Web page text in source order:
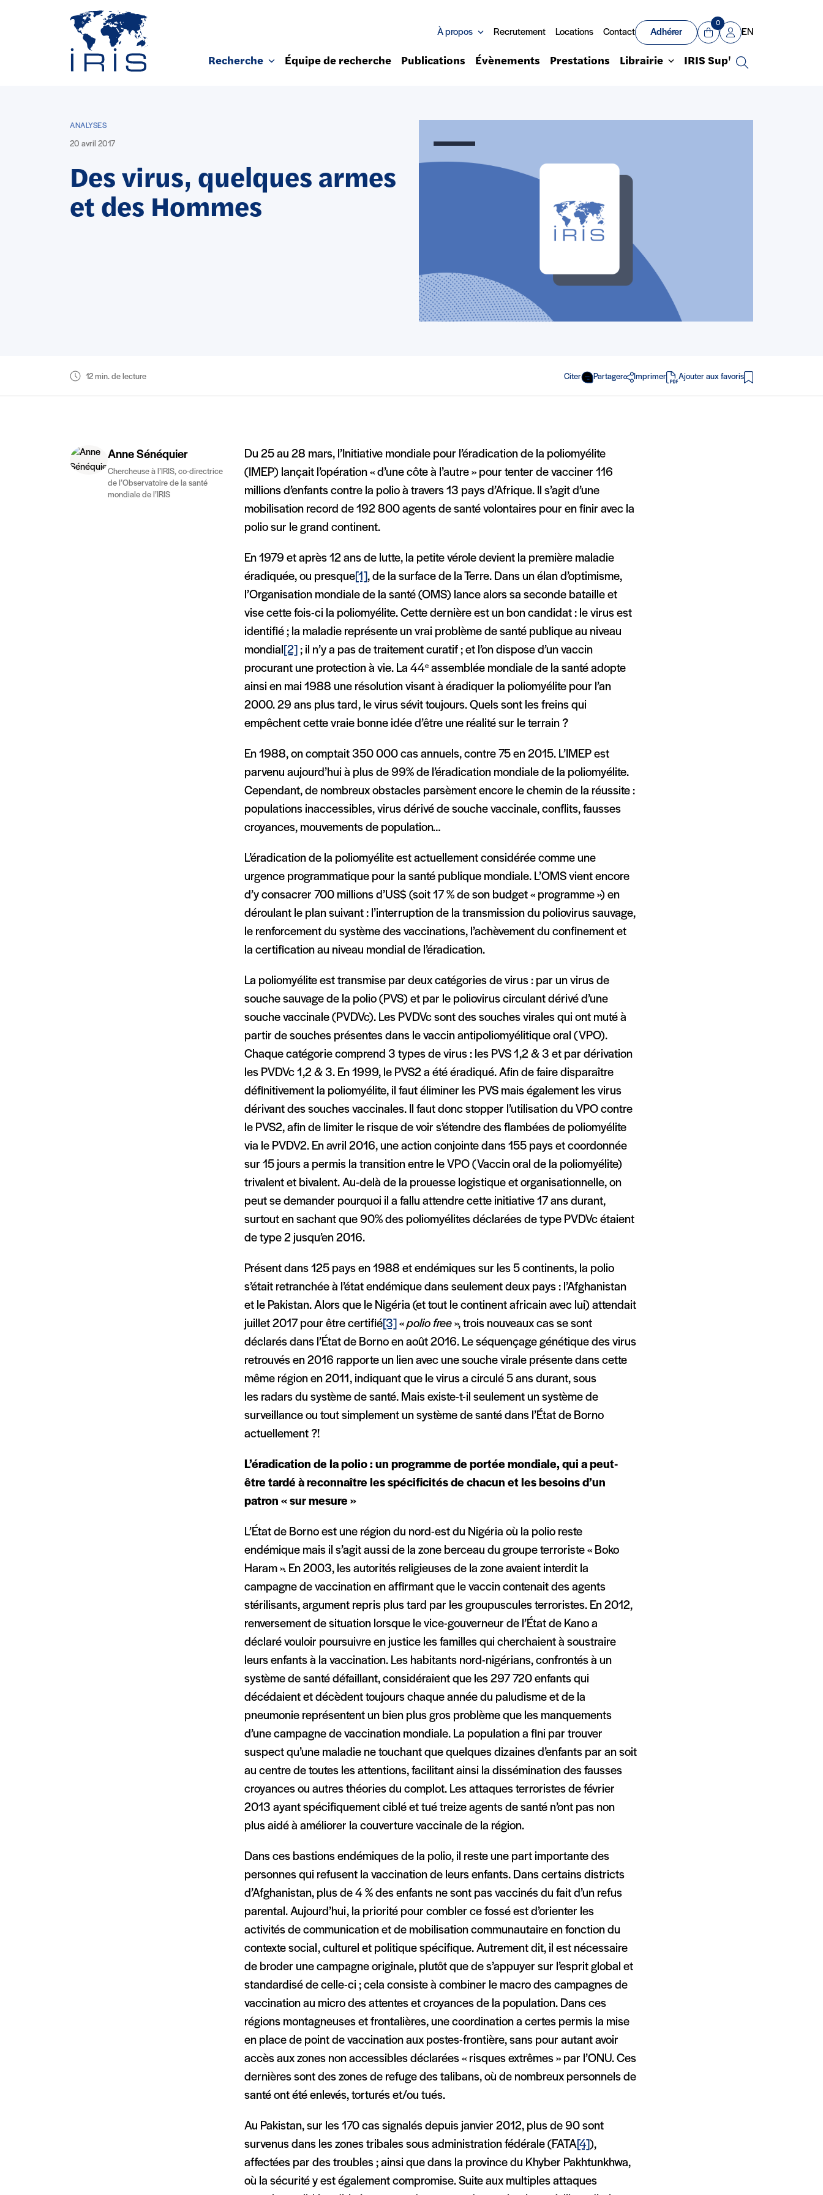
À propos Recrutement Locations Contact Adhérer
Panier
0
Mon compte
EN
Recherche Équipe de recherche Publications Évènements Prestations Librairie IRIS Sup'
Recherche
ANALYSES
20 avril 2017
Des virus, quelques armes
et des Hommes
12 min. de lecture Citer Partager Imprimer
en PDF
Ajouter aux favoris
Anne Sénéquier
Chercheuse à l’IRIS, co-directrice
de l’Observatoire de la santé
mondiale de l’IRIS
Du 25 au 28 mars, l’Initiative mondiale pour l’éradication de la poliomyélite
(IMEP) lançait l’opération « d’une côte à l’autre » pour tenter de vacciner 116
millions d’enfants contre la polio à travers 13 pays d’Afrique. Il s’agit d’une
mobilisation record de 192 800 agents de santé volontaires pour en finir avec la
polio sur le grand continent.
En 1979 et après 12 ans de lutte, la petite vérole devient la première maladie
éradiquée, ou presque [1] , de la surface de la Terre. Dans un élan d’optimisme,
l’Organisation mondiale de la santé (OMS) lance alors sa seconde bataille et
vise cette fois-ci la poliomyélite. Cette dernière est un bon candidat : le virus est
identifié ; la maladie représente un vrai problème de santé publique au niveau
mondial [2] ; il n’y a pas de traitement curatif ; et l’on dispose d’un vaccin
procurant une protection à vie. La 44e assemblée mondiale de la santé adopte
ainsi en mai 1988 une résolution visant à éradiquer la poliomyélite pour l’an
2000. 29 ans plus tard, le virus sévit toujours. Quels sont les freins qui
empêchent cette vraie bonne idée d’être une réalité sur le terrain ?
En 1988, on comptait 350 000 cas annuels, contre 75 en 2015. L’IMEP est
parvenu aujourd’hui à plus de 99% de l’éradication mondiale de la poliomyélite.
Cependant, de nombreux obstacles parsèment encore le chemin de la réussite :
populations inaccessibles, virus dérivé de souche vaccinale, conflits, fausses
croyances, mouvements de population…
L’éradication de la poliomyélite est actuellement considérée comme une
urgence programmatique pour la santé publique mondiale. L’OMS vient encore
d’y consacrer 700 millions d’US$ (soit 17 % de son budget « programme ») en
déroulant le plan suivant : l’interruption de la transmission du poliovirus sauvage,
le renforcement du système des vaccinations, l’achèvement du confinement et
la certification au niveau mondial de l’éradication.
La poliomyélite est transmise par deux catégories de virus : par un virus de
souche sauvage de la polio (PVS) et par le poliovirus circulant dérivé d’une
souche vaccinale (PVDVc). Les PVDVc sont des souches virales qui ont muté à
partir de souches présentes dans le vaccin antipoliomyélitique oral (VPO).
Chaque catégorie comprend 3 types de virus : les PVS 1,2 & 3 et par dérivation
les PVDVc 1,2 & 3. En 1999, le PVS2 a été éradiqué. Afin de faire disparaître
définitivement la poliomyélite, il faut éliminer les PVS mais également les virus
dérivant des souches vaccinales. Il faut donc stopper l’utilisation du VPO contre
le PVS2, afin de limiter le risque de voir s’étendre des flambées de poliomyélite
via le PVDV2. En avril 2016, une action conjointe dans 155 pays et coordonnée
sur 15 jours a permis la transition entre le VPO (Vaccin oral de la poliomyélite)
trivalent et bivalent. Au-delà de la prouesse logistique et organisationnelle, on
peut se demander pourquoi il a fallu attendre cette initiative 17 ans durant,
surtout en sachant que 90% des poliomyélites déclarées de type PVDVc étaient
de type 2 jusqu’en 2016.
Présent dans 125 pays en 1988 et endémiques sur les 5 continents, la polio
s’était retranchée à l’état endémique dans seulement deux pays : l’Afghanistan
et le Pakistan. Alors que le Nigéria (et tout le continent africain avec lui) attendait
juillet 2017 pour être certifié [3] «polio free », trois nouveaux cas se sont
déclarés dans l’État de Borno en août 2016. Le séquençage génétique des virus
retrouvés en 2016 rapporte un lien avec une souche virale présente dans cette
même région en 2011, indiquant que le virus a circulé 5 ans durant, sous
les radars du système de santé. Mais existe-t-il seulement un système de
surveillance ou tout simplement un système de santé dans l’État de Borno
actuellement ?!
L’éradication de la polio : un programme de portée mondiale, qui a peut-
être tardé à reconnaître les spécificités de chacun et les besoins d’un
patron « sur mesure »
L’État de Borno est une région du nord-est du Nigéria où la polio reste
endémique mais il s’agit aussi de la zone berceau du groupe terroriste « Boko
Haram ». En 2003, les autorités religieuses de la zone avaient interdit la
campagne de vaccination en affirmant que le vaccin contenait des agents
stérilisants, argument repris plus tard par les groupuscules terroristes. En 2012,
renversement de situation lorsque le vice-gouverneur de l’État de Kano a
déclaré vouloir poursuivre en justice les familles qui cherchaient à soustraire
leurs enfants à la vaccination. Les habitants nord-nigérians, confrontés à un
système de santé défaillant, considéraient que les 297 720 enfants qui
décédaient et décèdent toujours chaque année du paludisme et de la
pneumonie représentent un bien plus gros problème que les manquements
d’une campagne de vaccination mondiale. La population a fini par trouver
suspect qu’une maladie ne touchant que quelques dizaines d’enfants par an soit
au centre de toutes les attentions, facilitant ainsi la dissémination des fausses
croyances ou autres théories du complot. Les attaques terroristes de février
2013 ayant spécifiquement ciblé et tué treize agents de santé n’ont pas non
plus aidé à améliorer la couverture vaccinale de la région.
Dans ces bastions endémiques de la polio, il reste une part importante des
personnes qui refusent la vaccination de leurs enfants. Dans certains districts
d’Afghanistan, plus de 4 % des enfants ne sont pas vaccinés du fait d’un refus
parental. Aujourd’hui, la priorité pour combler ce fossé est d’orienter les
activités de communication et de mobilisation communautaire en fonction du
contexte social, culturel et politique spécifique. Autrement dit, il est nécessaire
de broder une campagne originale, plutôt que de s’appuyer sur l’esprit global et
standardisé de celle-ci ; cela consiste à combiner le macro des campagnes de
vaccination au micro des attentes et croyances de la population. Dans ces
régions montagneuses et frontalières, une coordination a certes permis la mise
en place de point de vaccination aux postes-frontière, sans pour autant avoir
accès aux zones non accessibles déclarées « risques extrêmes » par l’ONU. Ces
dernières sont des zones de refuge des talibans, où de nombreux personnels de
santé ont été enlevés, torturés et/ou tués.
Au Pakistan, sur les 170 cas signalés depuis janvier 2012, plus de 90 sont
survenus dans les zones tribales sous administration fédérale (FATA [4] ),
affectées par des troubles ; ainsi que dans la province du Khyber Pakhtunkhwa,
où la sécurité y est également compromise. Suite aux multiples attaques